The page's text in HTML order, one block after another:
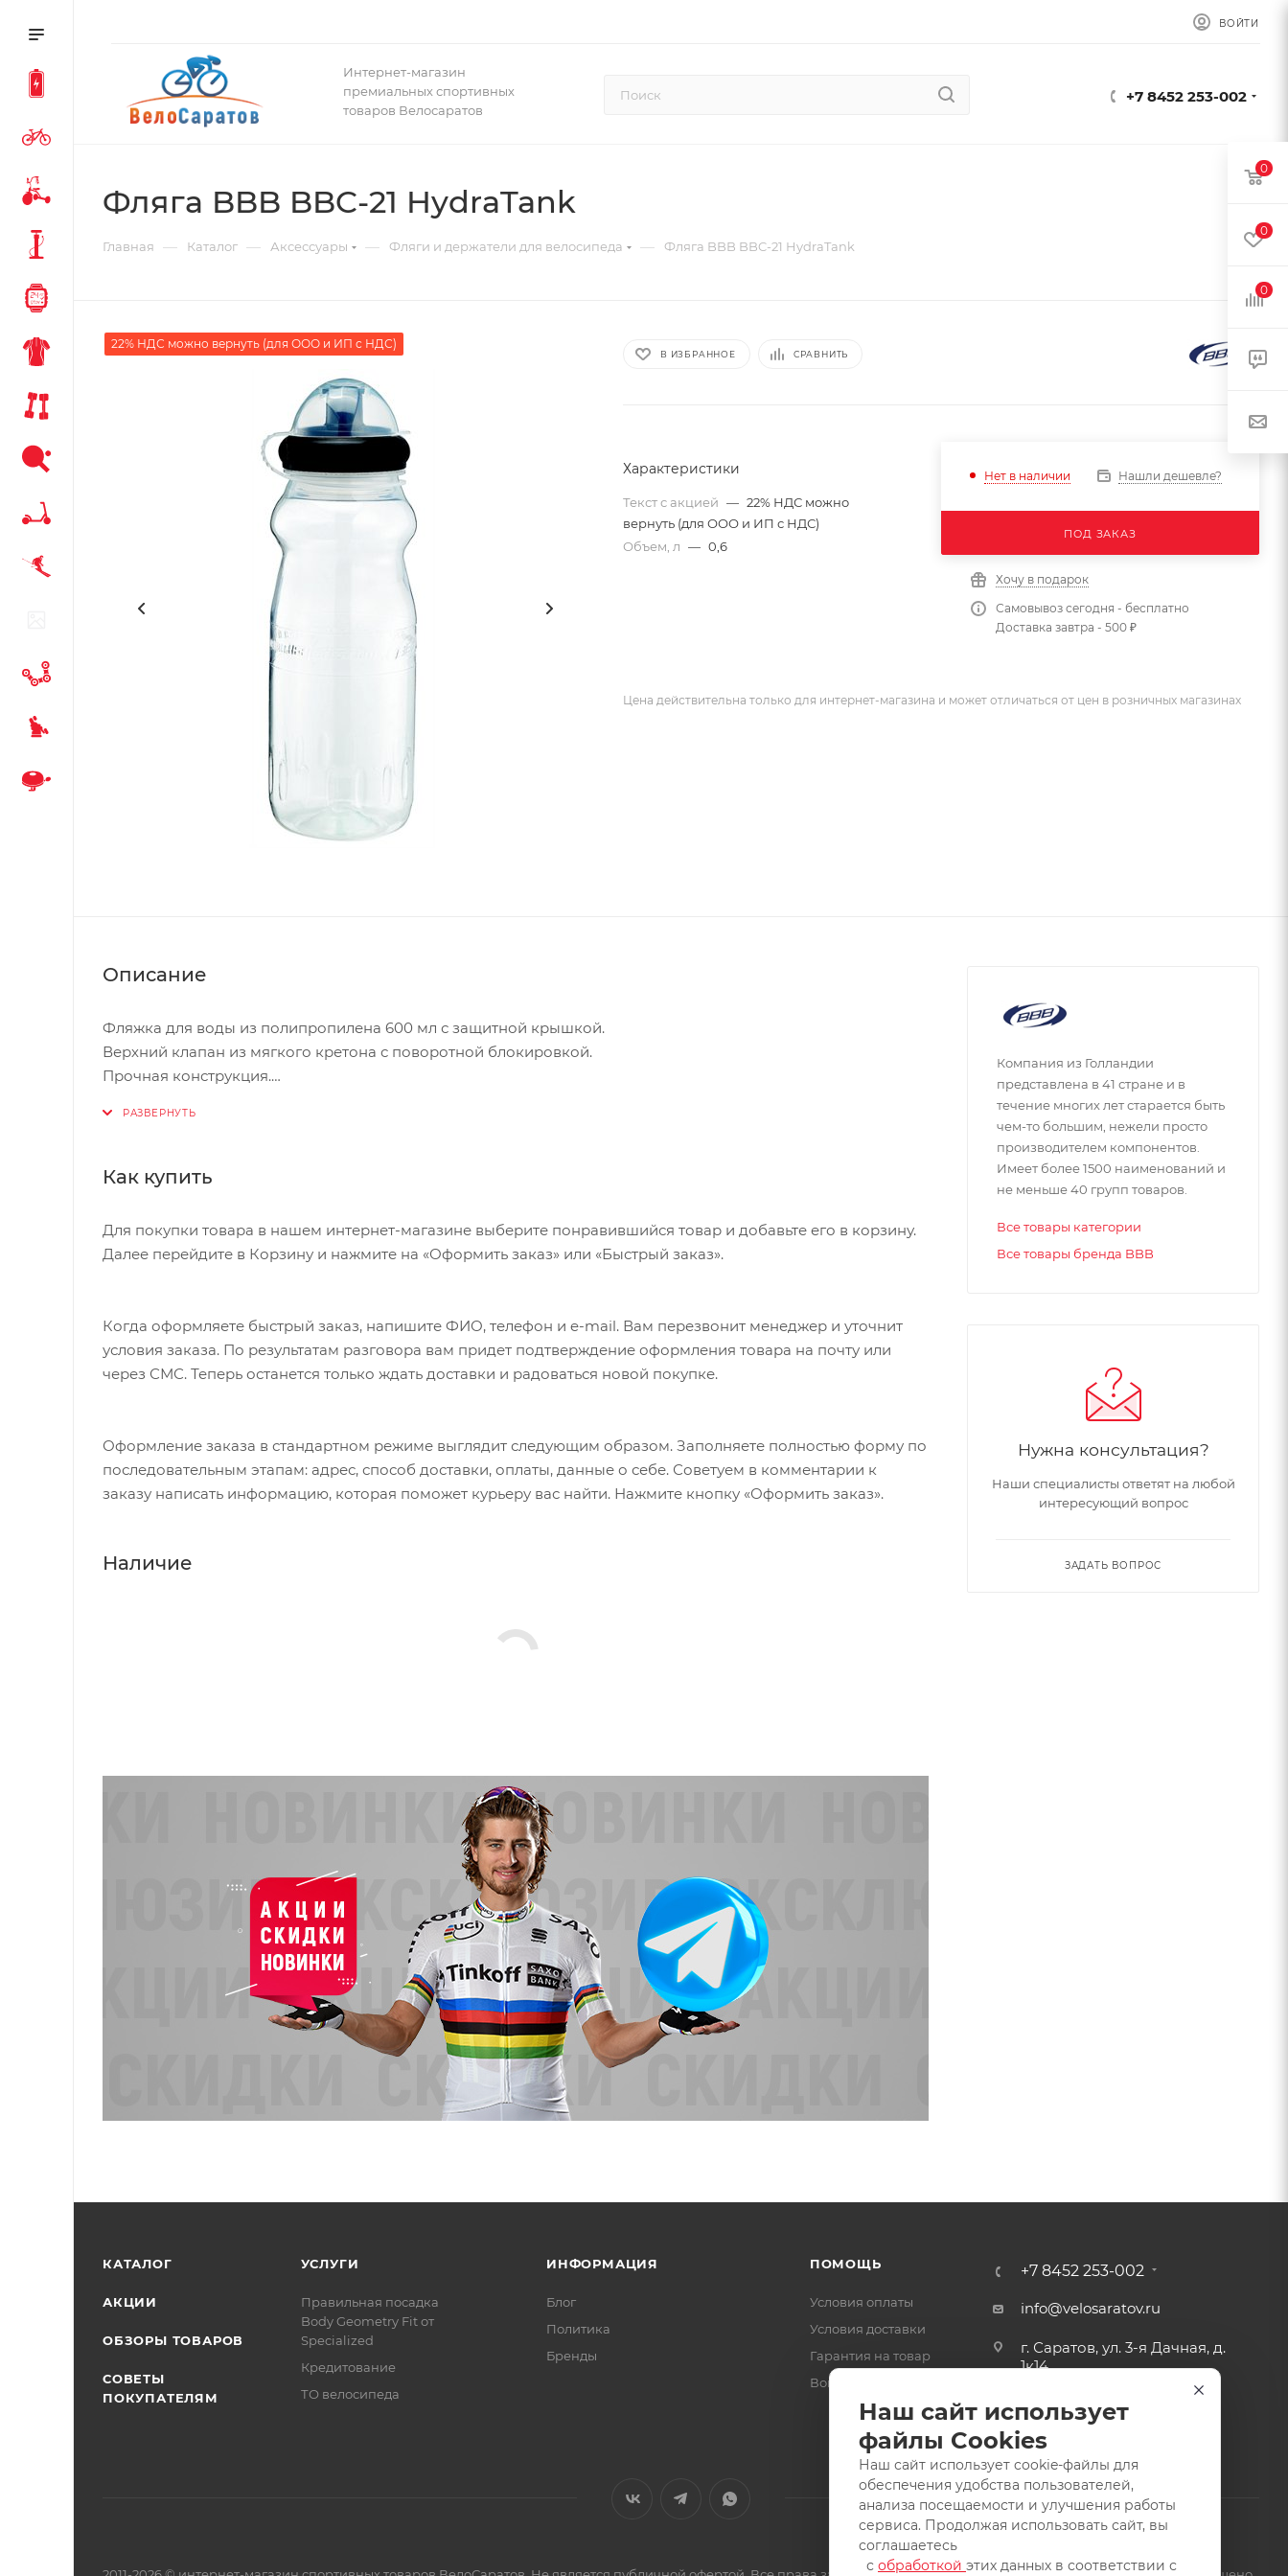
ВОЙТИ
Интернет-магазин
премиальных спортивных
товаров Велосаратов
+7 8452 253-002
Фляга BBB BBC-21 HydraTank
Главная — Каталог — Аксессуары — Фляги и держатели для велосипеда — Фляга BBB BBC-21 HydraTank
22% НДС можно вернуть (для ООО и ИП с НДС)
В ИЗБРАННОЕ СРАВНИТЬ
Характеристики
Текст с акцией — 22% НДС можно
вернуть (для ООО и ИП с НДС)
Объем, л — 0,6
Нет в наличии Нашли дешевле?
ПОД ЗАКАЗ
Хочу в подарок
Самовывоз сегодня - бесплатно
Доставка завтра - 500 ₽
Цена действительна только для интернет-магазина и может отличаться от цен в розничных магазинах
Описание
Фляжка для воды из полипропилена 600 мл с защитной крышкой.
Верхний клапан из мягкого кретона с поворотной блокировкой.
Прочная конструкция.
Как купить
Для покупки товара в нашем интернет-магазине выберите понравившийся товар и добавьте его в корзину.
Далее перейдите в Корзину и нажмите на «Оформить заказ» или «Быстрый заказ».
Когда оформляете быстрый заказ, напишите ФИО, телефон и e-mail. Вам перезвонит менеджер и уточнит
условия заказа. По результатам разговора вам придет подтверждение оформления товара на почту или
через СМС. Теперь останется только ждать доставки и радоваться новой покупке.
Оформление заказа в стандартном режиме выглядит следующим образом. Заполняете полностью форму по
последовательным этапам: адрес, способ доставки, оплаты, данные о себе. Советуем в комментарии к
заказу написать информацию, которая поможет курьеру вас найти. Нажмите кнопку «Оформить заказ».
Наличие
Компания из Голландии
представлена в 41 стране и в
течение многих лет старается быть
чем-то большим, нежели просто
производителем компонентов.
Имеет более 1500 наименований и
не меньше 40 групп товаров.
Все товары категории
Все товары бренда BBB
Нужна консультация?
Наши специалисты ответят на любой
интересующий вопрос
ЗАДАТЬ ВОПРОС
КАТАЛОГ
АКЦИИ
ОБЗОРЫ ТОВАРОВ
СОВЕТЫ
ПОКУПАТЕЛЯМ
УСЛУГИ
Правильная посадка
Body Geometry Fit от
Specialized
Кредитование
ТО велосипеда
ИНФОРМАЦИЯ
Блог
Политика
Бренды
ПОМОЩЬ
Условия оплаты
Условия доставки
Гарантия на товар
Вопрос-ответ
+7 8452 253-002
info@velosaratov.ru
г. Саратов, ул. 3-я Дачная, д.
1к14
Наш сайт использует
файлы Cookies
Наш сайт использует cookie-файлы для
обеспечения удобства пользователей,
анализа посещаемости и улучшения работы
сервиса. Продолжая использовать сайт, вы
соглашаетесь
с обработкой этих данных в соответствии с
0
0
0